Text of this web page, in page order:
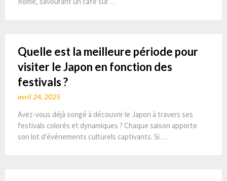
Quelle est la meilleure période pour
visiter le Japon en fonction des
festivals ?
avril 24, 2025
Avez-vous déjà songé à découvrir le Japon à travers ses
festivals colorés et dynamiques ? Chaque saison apporte
son lot d’événements culturels captivants. Si…